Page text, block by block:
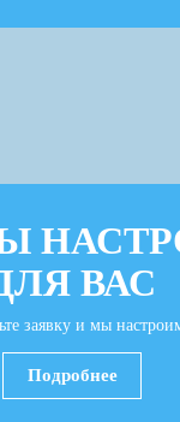
ВАС
заявку и мы
Подробнее